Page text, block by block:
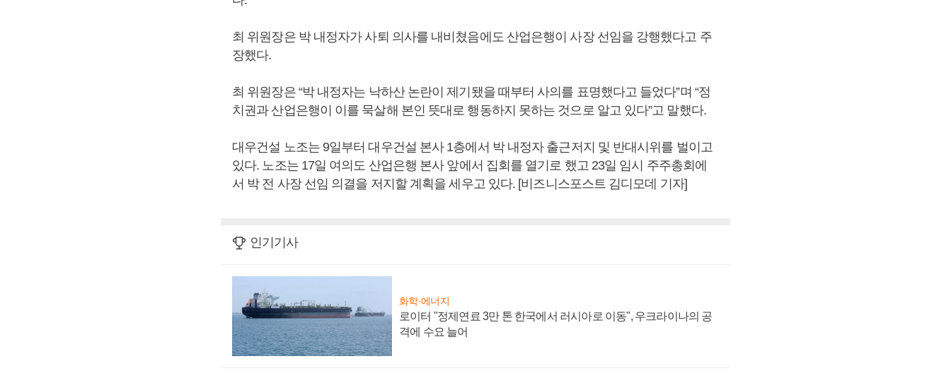
최 위원장은 박 내정자가 사퇴 의사를 내비쳤음에도 산업은행이 사장 선임을 강행했다고 주
장했다.
최 위원장은 “박 내정자는 낙하산 논란이 제기됐을 때부터 사의를 표명했다고 들었다”며 “정
치권과 산업은행이 이를 묵살해 본인 뜻대로 행동하지 못하는 것으로 알고 있다”고 말했다.
대우건설 노조는 9일부터 대우건설 본사 1층에서 박 내정자 출근저지 및 반대시위를 벌이고
있다. 노조는 17일 여의도 산업은행 본사 앞에서 집회를 열기로 했고 23일 임시 주주총회에
서 박 전 사장 선임 의결을 저지할 계획을 세우고 있다. [비즈니스포스트 김디모데 기자]
인기기사
화학·에너지
로이터 "정제연료 3만 톤 한국에서 러시아로 이동", 우크라이나의 공
격에 수요 늘어